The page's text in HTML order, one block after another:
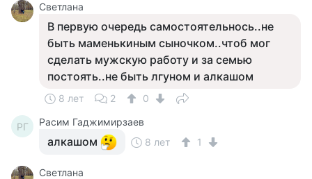
Светлана
В первую очередь самостоятельнось..не
быть маменькиным сыночком..чтоб мог
сделать мужскую работу и за семью
постоять..не быть лгуном и алкашом
8 лет 2 0
РГ Расим Гаджимирзаев
алкашом 8 лет 1
Светлана